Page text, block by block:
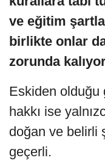
ve eğitim
birlikte onlar
zorunda
Eskiden olduğu
hakkı ise
doğan ve belirli
geçerli.